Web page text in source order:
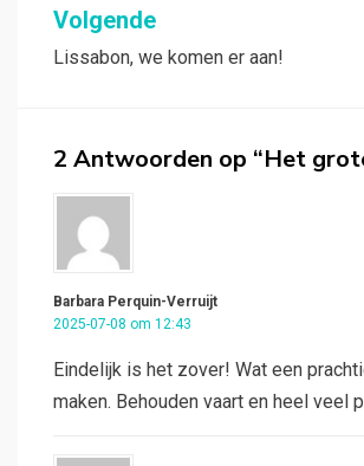
Volgende
Lissabon, we komen er aan!
2 Antwoorden op “Het
Barbara Perquin-Verruijt
2025-07-08 om 12:43
Eindelijk is het zover! Wat een
maken. Behouden vaart en heel veel